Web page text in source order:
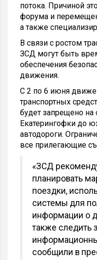
потока. Причиной
форума и
а также
В связи с ростом
ЗСД могут быть
обеспечения
движения.
С 2 по 6 июня
транспортных
будет запрещено на
Екатерингофки до
автодороги.
все прилегающие
«ЗСД
планировать
поездки,
системы для
информации о
также следить
сообщили в